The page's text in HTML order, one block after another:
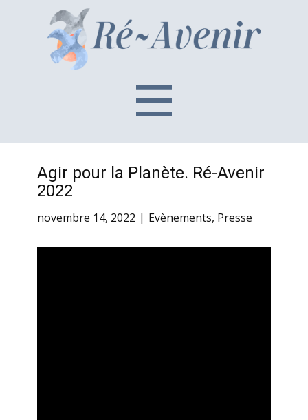
Agir pour la Planète. Ré-Avenir
2022
novembre 14, 2022 Evènements, Presse